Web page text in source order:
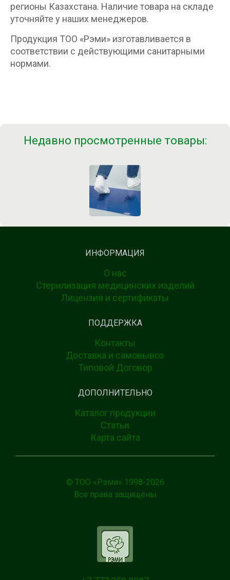
регионы Казахстана. Наличие товара на складе
уточняйте у наших менеджеров.
Продукция ТОО «Рэми» изготавливается в
соответствии с действующими санитарными
нормами.
Недавно просмотренные товары:
ИНФОРМАЦИЯ
О нас
Стерилизация медицинских изделий
Лицензия и сертификаты
ПОДДЕРЖКА
Контакты
Доставка и самовывоз
Типовой Договор
ДОПОЛНИТЕЛЬНО
Каталог продукции
Статьи
Карта сайта
© ТОО «Рэми» 1998-2026
Все права защищены